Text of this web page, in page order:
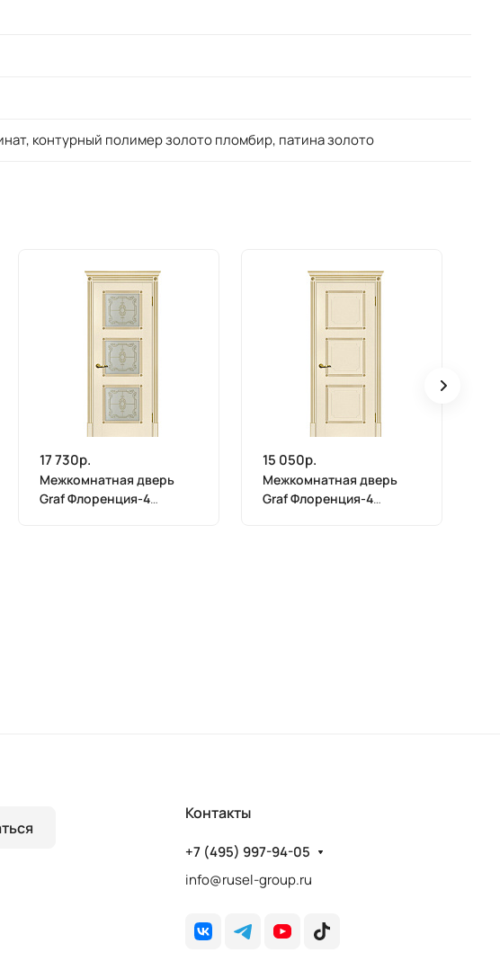
контурный полимер золото пломбир, патина золото
17 730р.
Межкомнатная дверь
Graf Флоренция-4
15 050р.
Межкомнатная дверь
Graf Флоренция-4
Контакты
+7 (495) 997-94-05
info@rusel-group.ru